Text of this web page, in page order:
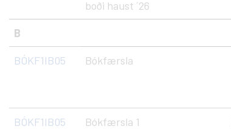
boði haust ´26
B
BÓKF1IB05 Bókfærsla
BÓKF1IB05 Bókfærsla 1